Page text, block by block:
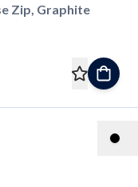
Zip, Graphite